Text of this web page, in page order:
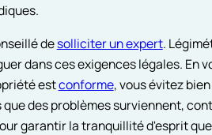
desolliciter un expert.
dans ces exigences légales. En
estconforme, vous évitez
des problèmes surviennent,
garantir la tranquillité d'esprit